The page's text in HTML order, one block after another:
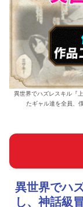
異世界でハズレスキル『
たギャル達を全員、
異世界でハ
し、神話級